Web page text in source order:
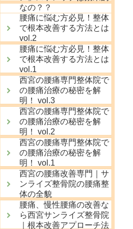
なの？？
腰痛に悩む方必見！整体
で根本改善する方法とは
vol.2
腰痛に悩む方必見！整体
で根本改善する方法とは
vol.1
西宮の腰痛専門整体院で
の腰痛治療の秘密を解
明！ vol.3
西宮の腰痛専門整体院で
の腰痛治療の秘密を解
明！ vol.2
西宮の腰痛専門整体院で
の腰痛治療の秘密を解
明！ vol.1
西宮の腰痛改善専門｜サ
ンライズ整骨院の腰痛整
体の全貌
腰痛、慢性腰痛の改善な
ら西宮サンライズ整骨院
｜根本改善アプローチ法